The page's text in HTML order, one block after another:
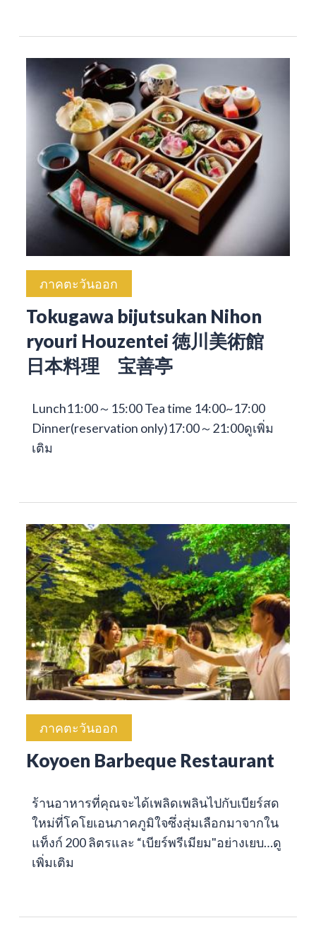
ภาคตะวันออก
Tokugawa bijutsukan Nihon
ryouri Houzentei 徳川美術館
日本料理 宝善亭
Lunch11:00～15:00 Tea time 14:00~17:00
Dinner(reservation only)17:00～21:00ดูเพิ่ม
เติม
ภาคตะวันออก
Koyoen Barbeque Restaurant
ร้านอาหารที่คุณจะได้เพลิดเพลินไปกับเบียร์สด
ใหม่ที่โคโยเอนภาคภูมิใจซึ่งสุ่มเลือกมาจากใน
แท็งก์ 200 ลิตรและ “เบียร์พรีเมียม"อย่างเยบ…ดู
เพิ่มเติม